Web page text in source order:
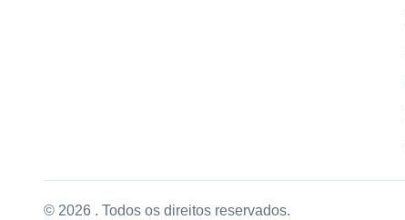
© 2026 . Todos os direitos reservados.